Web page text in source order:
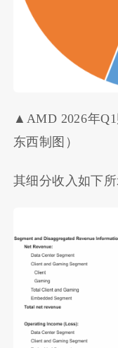
▲AMD 2026年
东西制图）
其细分收入如下所